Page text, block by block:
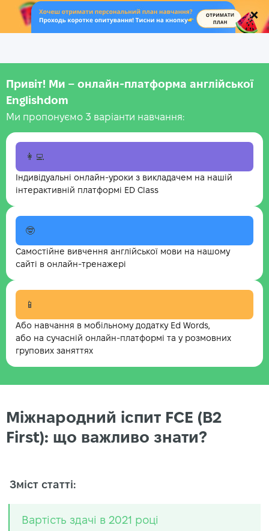
.
Привіт! Ми – онлайн-платформа англійської
Englishdom
Ми пропонуємо 3 варіанти навчання:
👩‍💻
Індивідуальні онлайн-уроки з викладачем на нашій
інтерактивній платформі ED Class
🤓
Самостійне вивчення англійської мови на нашому
сайті в онлайн-тренажері
📱
Або навчання в мобільному додатку Ed Words,
або на сучасній онлайн-платформі та у розмовних
групових заняттях
Міжнародний іспит FCE (B2
First): що важливо знати?
Зміст статті:
Вартість здачі в 2021 році